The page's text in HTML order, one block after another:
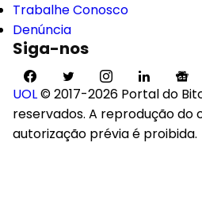
Trabalhe Conosco
Denúncia
Siga-nos
UOL© 2017-2026 Portal do
reservados. A reprodução do
autorização prévia é proibida.